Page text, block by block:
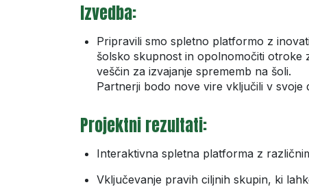
Izvedba:
Pripravili smo spletno platformo z
šolsko skupnost in opolnomočiti otroke
veščin za izvajanje sprememb na šoli.
Partnerji bodo nove vire vključili v svoje
Projektni rezultati:
Interaktivna spletna platforma z
Vključevanje pravih ciljnih skupin, ki